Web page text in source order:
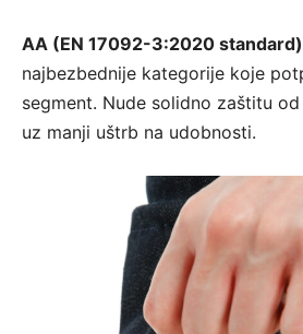
AA (EN 17092-3:2020 standard)
najbezbednije kategorije koje
segment. Nude solidno zaštitu
uz manji uštrb na udobnosti.